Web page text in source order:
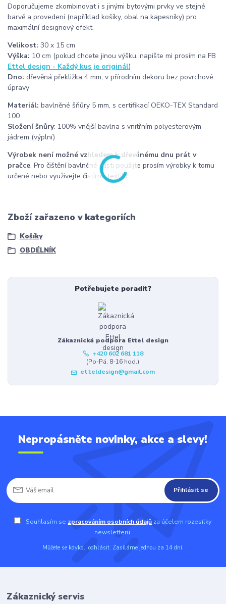
Doporučujeme zkombinovat i s jinými bytovými prvky ve stejné
barvě a provedení (například košíky, obal na kapesníky) pro
maximální designový efekt.
Velikost: 30 x 15 cm
Výška: 10 cm (pokud chcete jinou výšku, napište mi prosím na FB
Ettel design - Každý kus je originál)
Dno: dřevěná překližka 4 mm, v přírodním dekoru bez povrchové
úpravy
Materiál: bavlněné šňůry 5 mm, s certifikací OEKO-TEX Standard
100
Složení šnůry: 100% vnější bavlna s vnitřním polyesterovým
jádrem (výplní)
Výrobek není možné vzhledem k dřevěnému dnu prát v
pračce. Pro čištění bavlněné části použijte prosím výrobky k tomu
určené nebo využívejte čistírnu textilu.
Zboží zařazeno v kategoriích
Košíky
OBDÉLNÍK
Potřebujete poradit?
Zákaznická podpora Ettel design
+420 602 681 118
(Po-Pá, 8-16 hod.)
etteldesign@gmail.com
Nepropásněte novinky, akce a slevy!
Přihlásit se
Souhlasím se zpracováním osobních údajů za účelem rozesílky
newsletteru.
Můžete se kdykoli odhlásit. Zasíláme jednou za 14 dní.
Zákaznický servis